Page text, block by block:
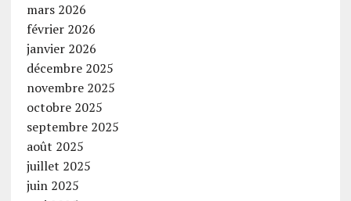
mars 2026
février 2026
janvier 2026
décembre 2025
novembre 2025
octobre 2025
septembre 2025
août 2025
juillet 2025
juin 2025